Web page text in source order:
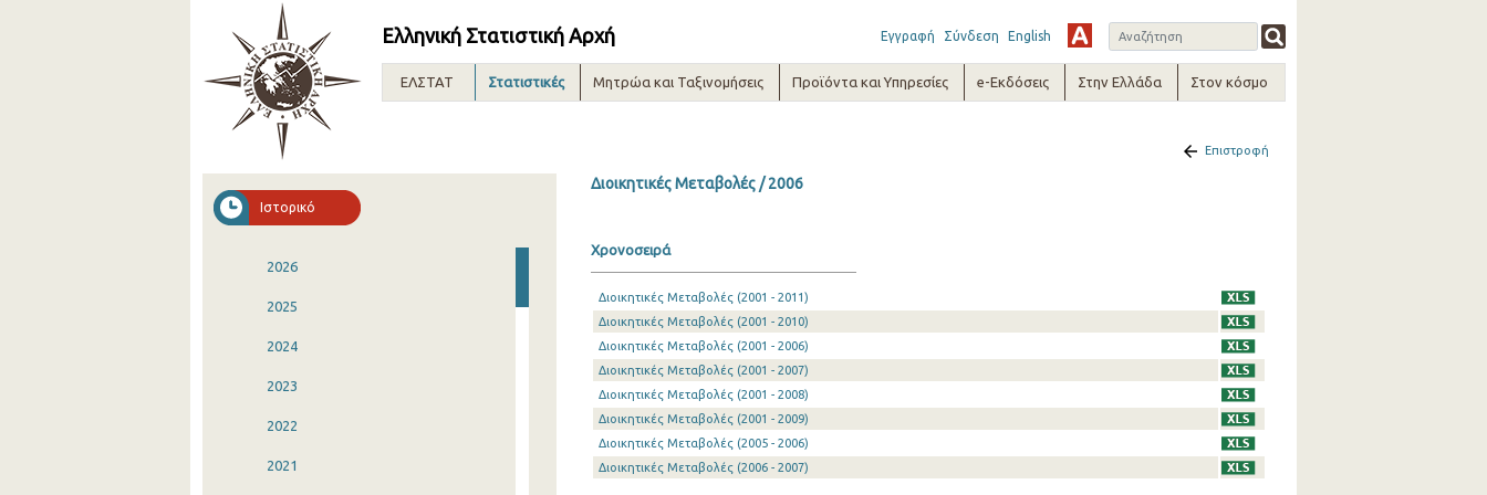
Ελληνική Στατιστική Αρχή Εγγραφή Σύνδεση English
ΕΛΣΤΑΤ Στατιστικές Μητρώα και Ταξινομήσεις Προϊόντα και Υπηρεσίες e-Εκδόσεις Στην Ελλάδα Στον κόσμο
Ιστορικό
2026
2025
2024
2023
2022
2021
Επιστροφή
Διοικητικές Μεταβολές / 2006
Χρονοσειρά
Διοικητικές Μεταβολές (2001 - 2011)
Διοικητικές Μεταβολές (2001 - 2010)
Διοικητικές Μεταβολές (2001 - 2006)
Διοικητικές Μεταβολές (2001 - 2007)
Διοικητικές Μεταβολές (2001 - 2008)
Διοικητικές Μεταβολές (2001 - 2009)
Διοικητικές Μεταβολές (2005 - 2006)
Διοικητικές Μεταβολές (2006 - 2007)